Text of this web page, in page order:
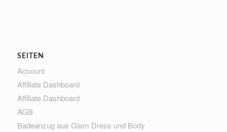
SEITEN
Account
Affiliate Dashboard
Affiliate Dashboard
AGB
Badeanzug aus Glam Dress und Body